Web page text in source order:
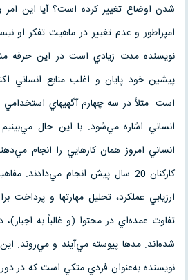
شدن اوضاع تغيير كرده است؟ آيا اين
نويسنده مدت زيادي است در اين حرفه
پيشين خود پايان و اغلب منابع انساني
است. مثلاً در سه چهارم آگهيهاي استخدامي
انساني اشاره مي‌شود. با اين حال
انساني امروز همان كارهايي را انجام
كاركنان 20 سال پيش انجام
ارزيابي عملكرد، تحليل مهارتها و
تفاوت عمده‌اي در محتوا (و غالباً به
شده‌اند. مدها پيوسته مي‌آيند و مي‌روند.